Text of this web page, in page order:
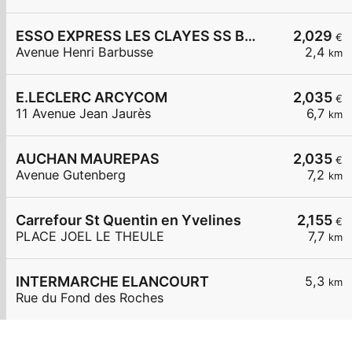
2,029 €
2,4 km
ESSO EXPRESS LES CLAYES SS BOIS LA VIGNERAIE
Avenue Henri Barbusse
2,035 €
6,7 km
E.LECLERC ARCYCOM
11 Avenue Jean Jaurès
2,035 €
7,2 km
AUCHAN MAUREPAS
Avenue Gutenberg
2,155 €
7,7 km
Carrefour St Quentin en Yvelines
PLACE JOEL LE THEULE
5,3 km
INTERMARCHE ELANCOURT
Rue du Fond des Roches